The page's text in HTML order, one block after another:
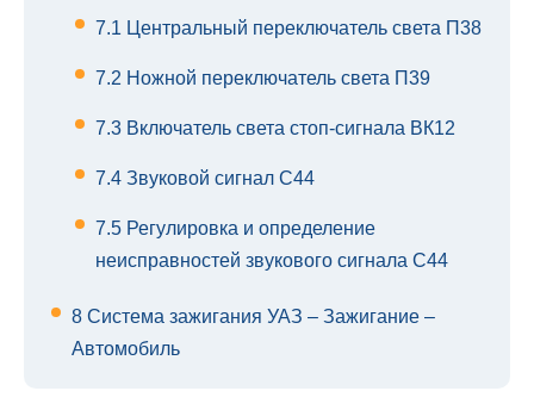
7.1 Центральный переключатель света П38
7.2 Ножной переключатель света П39
7.3 Включатель света стоп-сигнала ВК12
7.4 Звуковой сигнал С44
7.5 Регулировка и определение
неисправностей звукового сигнала С44
8 Система зажигания УАЗ – Зажигание –
Автомобиль